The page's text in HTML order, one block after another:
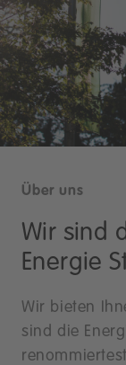
Über uns
Wir sind
Energie
Wir bieten
sind die